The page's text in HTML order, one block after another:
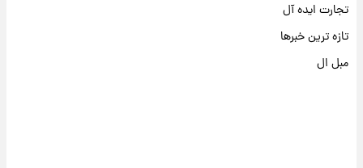
تجارت ایده آل
تازه ترین خبرها
مبل ال